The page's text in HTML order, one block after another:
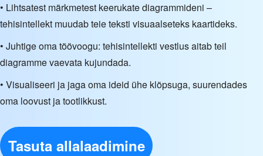
• Lihtsatest märkmetest keerukate diagrammideni –
tehisintellekt muudab teie teksti visuaalseteks kaartideks.
• Juhtige oma töövoogu: tehisintellekti vestlus aitab teil
diagramme vaevata kujundada.
• Visualiseeri ja jaga oma ideid ühe klõpsuga, suurendades
oma loovust ja tootlikkust.
Tasuta allalaadimine